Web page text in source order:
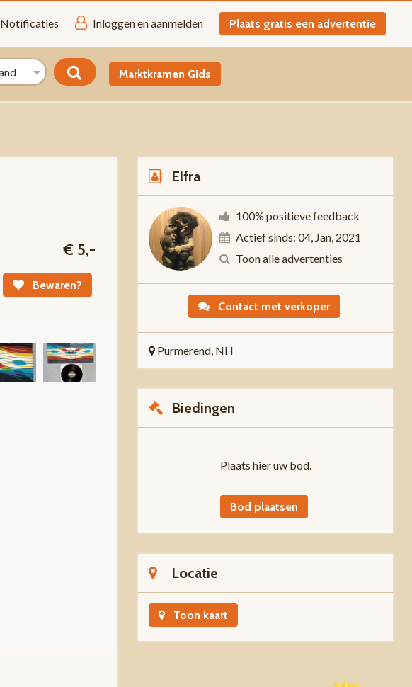
Notificaties Inloggen en aanmelden Plaats gratis een advertentie
Marktkramen Gids
€ 5,-
Bewaren?
Elfra
100% positieve feedback
Actief sinds: 04, Jan, 2021
Toon alle advertenties
Contact met verkoper
Purmerend, NH
Biedingen
Plaats hier uw bod.
Bod plaatsen
Locatie
Toon kaart